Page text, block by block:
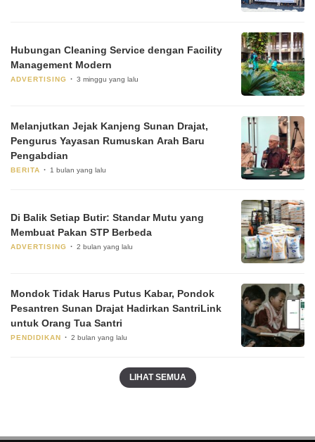
Hubungan Cleaning Service dengan Facility
Management Modern
ADVERTISING 3 minggu yang lalu
Melanjutkan Jejak Kanjeng Sunan Drajat,
Pengurus Yayasan Rumuskan Arah Baru
Pengabdian
BERITA 1 bulan yang lalu
Di Balik Setiap Butir: Standar Mutu yang
Membuat Pakan STP Berbeda
ADVERTISING 2 bulan yang lalu
Mondok Tidak Harus Putus Kabar, Pondok
Pesantren Sunan Drajat Hadirkan SantriLink
untuk Orang Tua Santri
PENDIDIKAN 2 bulan yang lalu
LIHAT SEMUA